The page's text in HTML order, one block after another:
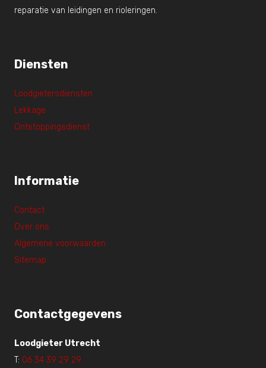
reparatie van leidingen en rioleringen.
Diensten
Loodgietersdiensten
Lekkage
Ontstoppingsdienst
Informatie
Contact
Over ons
Algemene voorwaarden
Sitemap
Contactgegevens
Loodgieter Utrecht
T: 06 34 39 29 29